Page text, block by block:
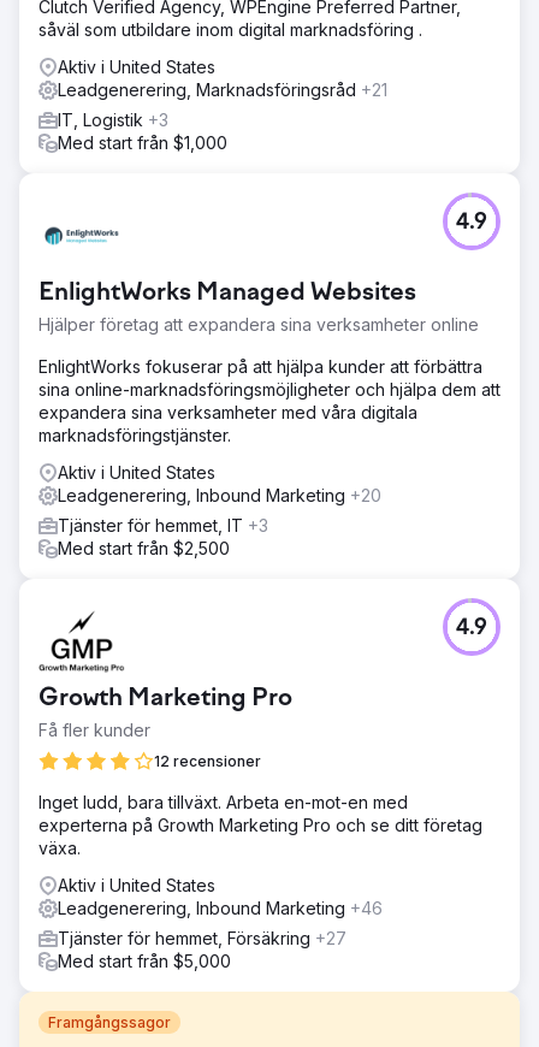
Clutch Verified Agency, WPEngine Preferred Partner,
såväl som utbildare inom digital marknadsföring .
Aktiv i United States
Leadgenerering, Marknadsföringsråd +21
IT, Logistik +3
Med start från $1,000
EnlightWorks Managed Websites
Hjälper företag att expandera sina verksamheter online
4.9
EnlightWorks fokuserar på att hjälpa kunder att förbättra
sina online-marknadsföringsmöjligheter och hjälpa dem att
expandera sina verksamheter med våra digitala
marknadsföringstjänster.
Aktiv i United States
Leadgenerering, Inbound Marketing +20
Tjänster för hemmet, IT +3
Med start från $2,500
Growth Marketing Pro
Få fler kunder
12 recensioner
4.9
Inget ludd, bara tillväxt. Arbeta en-mot-en med
experterna på Growth Marketing Pro och se ditt företag
växa.
Aktiv i United States
Leadgenerering, Inbound Marketing +46
Tjänster för hemmet, Försäkring +27
Med start från $5,000
Framgångssagor